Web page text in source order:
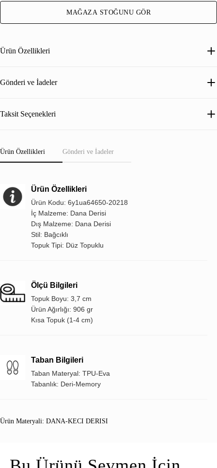
MAĞAZA STOĞUNU GÖR
Ürün Özellikleri
Gönderi ve İadeler
Taksit Seçenekleri
Ürün Özellikleri Gönderi ve İadeler
Ürün Özellikleri
Ürün Kodu: 6y1ua64650-20218
İç Malzeme: Dana Derisi
Dış Malzeme: Dana Derisi
Stil: Bağcıklı
Topuk Tipi: Düz Topuklu
Ölçü Bilgileri
Topuk Boyu: 3,7 cm
Ürün Ağırlığı: 906 gr
Kısa Topuk (1-4 cm)
Taban Bilgileri
Taban Materyal: TPU-Eva
Tabanlık: Deri-Memory
Ürün Materyali: DANA-KECI DERISI